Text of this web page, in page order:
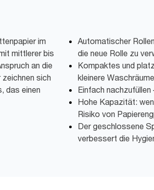
im
mittlerer bis
an die
sich
das einen
Automatischer
die neue Rolle zu
Kompaktes und
kleinere
Einfach
Hohe Kapazität:
Risiko von
Der geschlossene
verbessert die